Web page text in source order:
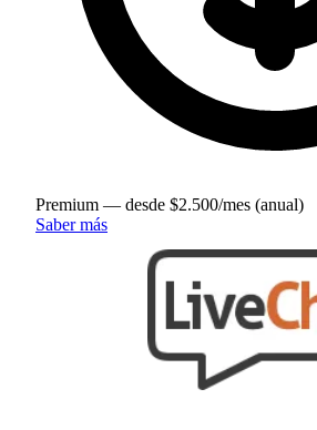
Premium — desde $2.500/mes (anual)
Saber más